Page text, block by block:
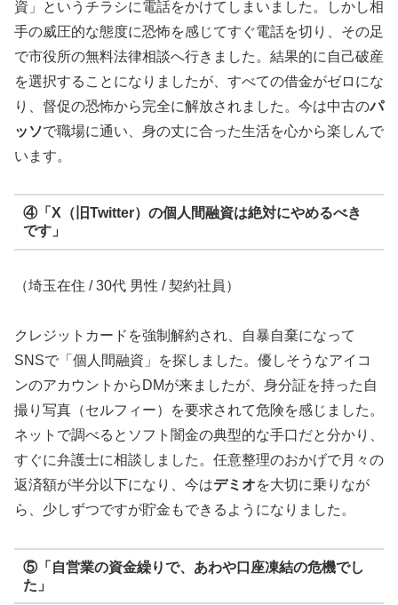
資」というチラシに電話をかけてしまいました。しかし相
手の威圧的な態度に恐怖を感じてすぐ電話を切り、その足
で市役所の無料法律相談へ行きました。結果的に自己破産
を選択することになりましたが、すべての借金がゼロにな
り、督促の恐怖から完全に解放されました。今は中古のパ
ッソで職場に通い、身の丈に合った生活を心から楽しんで
います。
④「X（旧Twitter）の個人間融資は絶対にやめるべき
です」
（埼玉在住 / 30代 男性 / 契約社員）
クレジットカードを強制解約され、自暴自棄になって
SNSで「個人間融資」を探しました。優しそうなアイコ
ンのアカウントからDMが来ましたが、身分証を持った自
撮り写真（セルフィー）を要求されて危険を感じました。
ネットで調べるとソフト闇金の典型的な手口だと分かり、
すぐに弁護士に相談しました。任意整理のおかげで月々の
返済額が半分以下になり、今はデミオを大切に乗りなが
ら、少しずつですが貯金もできるようになりました。
⑤「自営業の資金繰りで、あわや口座凍結の危機でし
た」